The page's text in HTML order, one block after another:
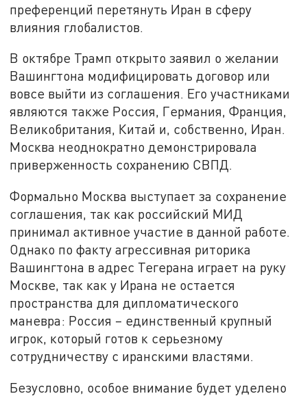
преференций перетянуть Иран в сферу
влияния глобалистов.
В октябре Трамп открыто заявил о желании
Вашингтона модифицировать договор или
вовсе выйти из соглашения. Его участниками
являются также Россия, Германия, Франция,
Великобритания, Китай и, собственно, Иран.
Москва неоднократно демонстрировала
приверженность сохранению СВПД.
Формально Москва выступает за сохранение
соглашения, так как российский МИД
принимал активное участие в данной работе.
Однако по факту агрессивная риторика
Вашингтона в адрес Тегерана играет на руку
Москве, так как у Ирана не остается
пространства для дипломатического
маневра: Россия – единственный крупный
игрок, который готов к серьезному
сотрудничеству с иранскими властями.
Безусловно, особое внимание будет уделено